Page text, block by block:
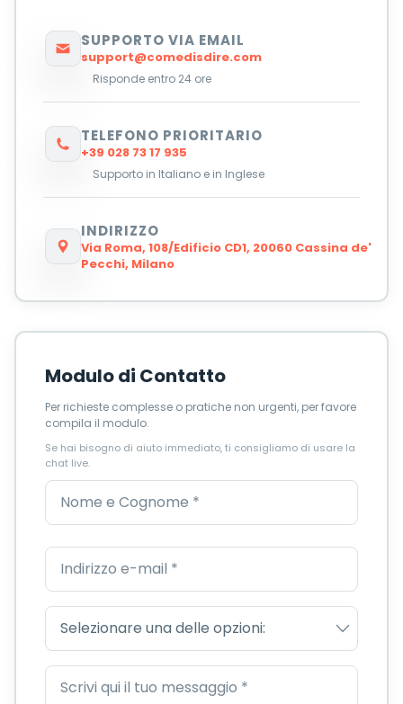
SUPPORTO VIA EMAIL
support@comedisdire.com
Risponde entro 24 ore
TELEFONO PRIORITARIO
+39 028 73 17 935
Supporto in Italiano e in Inglese
INDIRIZZO
Via Roma, 108/Edificio CD1, 20060 Cassina de'
Pecchi, Milano
Modulo di Contatto
Per richieste complesse o pratiche non urgenti, per favore
compila il modulo.
Se hai bisogno di aiuto immediato, ti consigliamo di usare la
chat live.